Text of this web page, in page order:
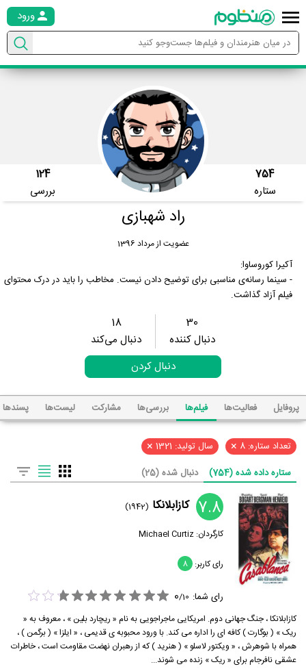
ورود
754
ستاره
124
بررسی
راد شهبازی
عضویت از مرداد 1396
آکیرا کوروساوا:
- سینما رسانه‌ی مناسبی برای توضیح دادن نیست. مخاطب را باید در درک محتوای
فیلم آزاد گذاشت.
30
دنبال کننده
18
دنبال می‌کند
دنبال کردن
پروفایل فعالیت‌ها فیلم‌ها بررسی‌ها مشارکت لیست‌ها پسند‌ها
تعداد ستاره: 8 × سال تولید: 1321 ×
ستاره داده شده (754) دنبال شده (25)
7.8 کازابلانکا (1942)
کارگردان:Michael Curtiz
رای کاربر: 8
رای شما: 0/10
کازابلانکا ، جنگ جهانى دوم. امریکایى ماجراجویى به نام « ریچارد بلین » ، معروف به «
ریک » ( بوگارت ) کافه‏ اى را اداره مى ‏کند. با ورود محبوبه‏ ى قدیمى ، « ایلزا » ( برگمن ) ،
هم‏راه با شوهرش ، « ویکتور لاسلو » ( هنرید ) که از رهبران نهضت مقاومت است ، خاطرات
عشقى نافرجام براى « ریک » زنده مى‏ شوند...